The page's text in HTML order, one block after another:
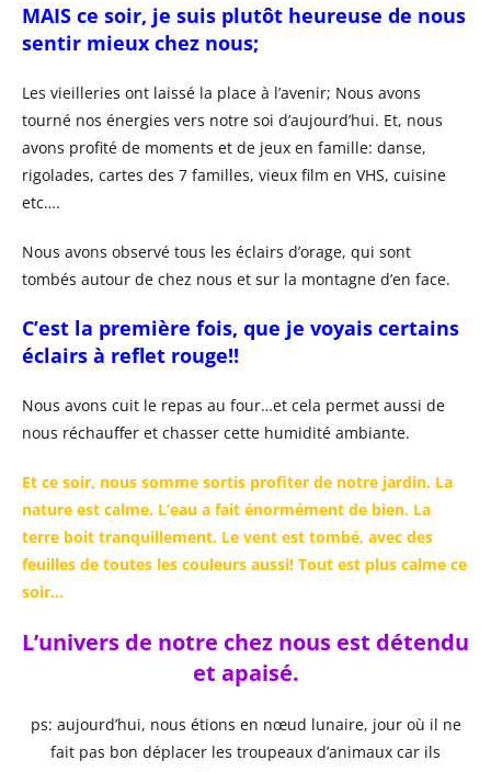
MAIS ce soir, je suis plutôt heureuse de nous
sentir mieux chez nous;
Les vieilleries ont laissé la place à l’avenir; Nous avons
tourné nos énergies vers notre soi d’aujourd’hui. Et, nous
avons profité de moments et de jeux en famille: danse,
rigolades, cartes des 7 familles, vieux film en VHS, cuisine
etc….
Nous avons observé tous les éclairs d’orage, qui sont
tombés autour de chez nous et sur la montagne d’en face.
C’est la première fois, que je voyais certains
éclairs à reflet rouge!!
Nous avons cuit le repas au four…et cela permet aussi de
nous réchauffer et chasser cette humidité ambiante.
Et ce soir, nous somme sortis profiter de notre jardin. La
nature est calme. L’eau a fait énormément de bien. La
terre boit tranquillement. Le vent est tombé, avec des
feuilles de toutes les couleurs aussi! Tout est plus calme ce
soir…
L’univers de notre chez nous est détendu
et apaisé.
ps: aujourd’hui, nous étions en nœud lunaire, jour où il ne
fait pas bon déplacer les troupeaux d’animaux car ils